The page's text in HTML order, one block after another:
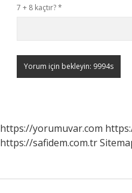
7 + 8 kaçtır?*
https://yorumuvar.com
https://safidem.com.tr